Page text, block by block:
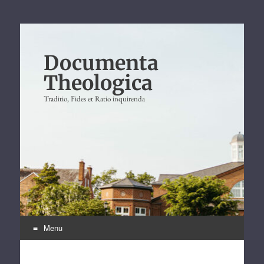
Documenta
Theologica
Traditio, Fides et Ratio inquirenda
Menu